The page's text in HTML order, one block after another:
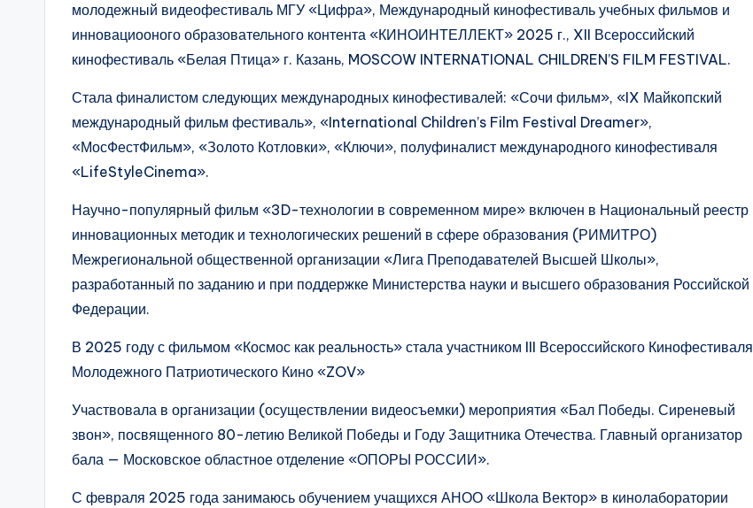
молодежный видеофестиваль МГУ «Цифра», Международный кинофестиваль учебных фильмов и
инновациооного образовательного контента «КИНОИНТЕЛЛЕКТ» 2025 г., XII Всероссийский
кинофестиваль «Белая Птица» г. Казань, MOSCOW INTERNATIONAL CHILDREN’S FILM FESTIVAL.
Стала финалистом следующих международных кинофестивалей: «Сочи фильм», «IX Майкопский
международный фильм фестиваль», «International Children’s Film Festival Dreamer»,
«МосФестФильм», «Золото Котловки», «Ключи», полуфиналист международного кинофестиваля
«LifeStyleCinema».
Научно-популярный фильм «3D-технологии в современном мире» включен в Национальный реестр
инновационных методик и технологических решений в сфере образования (РИМИТРО)
Межрегиональной общественной организации «Лига Преподавателей Высшей Школы»,
разработанный по заданию и при поддержке Министерства науки и высшего образования Российской
Федерации.
В 2025 году с фильмом «Космос как реальность» стала участником III Всероссийского Кинофестиваля
Молодежного Патриотического Кино «ZOV»
Участвовала в организации (осуществлении видеосъемки) мероприятия «Бал Победы. Сиреневый
звон», посвященного 80-летию Великой Победы и Году Защитника Отечества. Главный организатор
бала — Московское областное отделение «ОПОРЫ РОССИИ».
С февраля 2025 года занимаюсь обучением учащихся АНОО «Школа Вектор» в кинолаборатории